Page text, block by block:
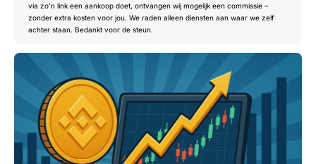
via zo’n link een aankoop doet, ontvangen wij mogelijk een commissie –
zonder extra kosten voor jou. We raden alleen diensten aan waar we zelf
achter staan. Bedankt voor de steun.